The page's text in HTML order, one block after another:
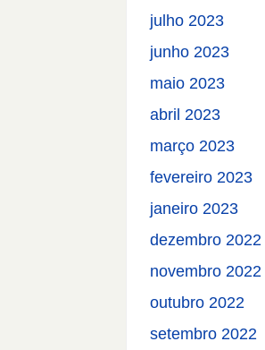
julho 2023
junho 2023
maio 2023
abril 2023
março 2023
fevereiro 2023
janeiro 2023
dezembro 2022
novembro 2022
outubro 2022
setembro 2022